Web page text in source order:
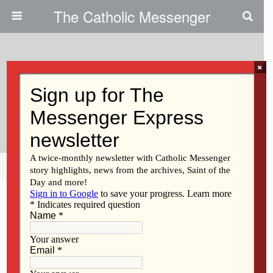
The Catholic Messenger
Sharing With The Church In Latin
America
Share Tweet Pin Mail
×